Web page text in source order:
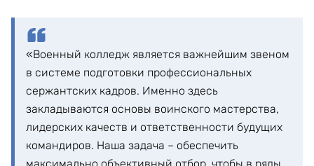
«Военный колледж является важнейшим звеном
в системе подготовки профессиональных
сержантских кадров. Именно здесь
закладываются основы воинского мастерства,
лидерских качеств и ответственности будущих
командиров. Наша задача – обеспечить